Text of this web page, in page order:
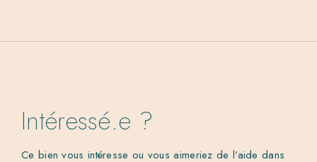
Intéressé.e ?
Ce bien vous intéresse ou vous aimeriez de l’aide dans